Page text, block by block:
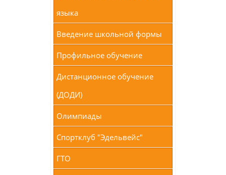
языка
Введение школьной формы
Профильное обучение
Дистанционное обучение
(ДОДИ)
Олимпиады
Спортклуб "Эдельвейс"
ГТО